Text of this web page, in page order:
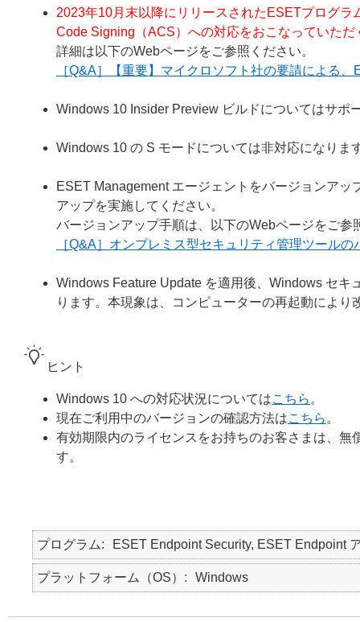
2023年10月末以降にリリースされたESETプログ
Code Signing（ACS）への対応をおこなっていただ
詳細は以下のWebページをご参照ください。
［Q&A］【重要】マイクロソフト社の要請による
Windows 10 Insider Preview ビルドについてはサポ
Windows 10 の S モードについては非対応になりま
ESET Management エージェントをバージョンア
アップを実施してください。
バージョンアップ手順は、以下のWebページをご参
［Q&A］オンプレミス型セキュリティ管理ツール
Windows Feature Update を適用後、Windows セ
ります。本現象は、コンピューターの再起動によ
ヒント
Windows 10 への対応状況についてはこちら 。
現在ご利用中のバージョンの確認方法はこちら 。
有効期限内のライセンスをお持ちのお客さまは、
す。
プログラム ESET Endpoint Security, ESET Endpoint
プラットフォーム（OS） Windows